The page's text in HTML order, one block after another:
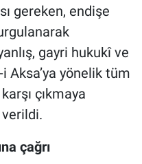
gereken, endişe
gayri hukukî ve
Aksa’ya yönelik tüm
çıkmaya
verildi.
çağrı